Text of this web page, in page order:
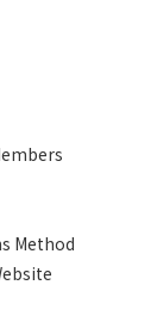
Method